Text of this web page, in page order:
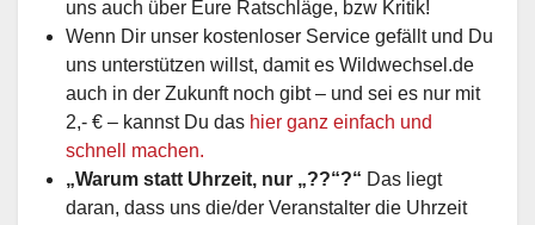
uns auch über Eure Ratschläge, bzw Kritik!
Wenn Dir unser kostenloser Service gefällt und Du
uns unterstützen willst, damit es Wildwechsel.de
auch in der Zukunft noch gibt – und sei es nur mit
2,- € – kannst Du das hier ganz einfach und
schnell machen.
„Warum statt Uhrzeit, nur „??“?“ Das liegt
daran, dass uns die/der Veranstalter die Uhrzeit